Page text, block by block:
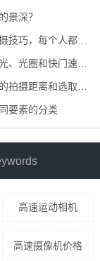
景深？
，每个人都是摄影师
圈和快门速度细节
距离和选取角度？
要素的分类
高速运动相机
高速摄像机价格